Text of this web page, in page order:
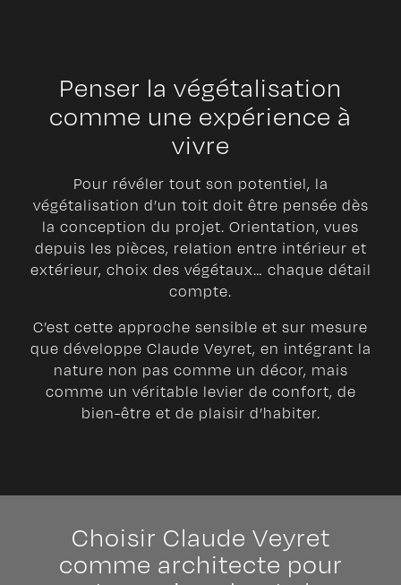
Penser la végétalisation
comme une expérience à
vivre
Pour révéler tout son potentiel, la
végétalisation d’un toit doit être pensée dès
la conception du projet. Orientation, vues
depuis les pièces, relation entre intérieur et
extérieur, choix des végétaux… chaque détail
compte.
C’est cette approche sensible et sur mesure
que développe Claude Veyret, en intégrant la
nature non pas comme un décor, mais
comme un véritable levier de confort, de
bien-être et de plaisir d’habiter.
Choisir Claude Veyret
comme architecte pour